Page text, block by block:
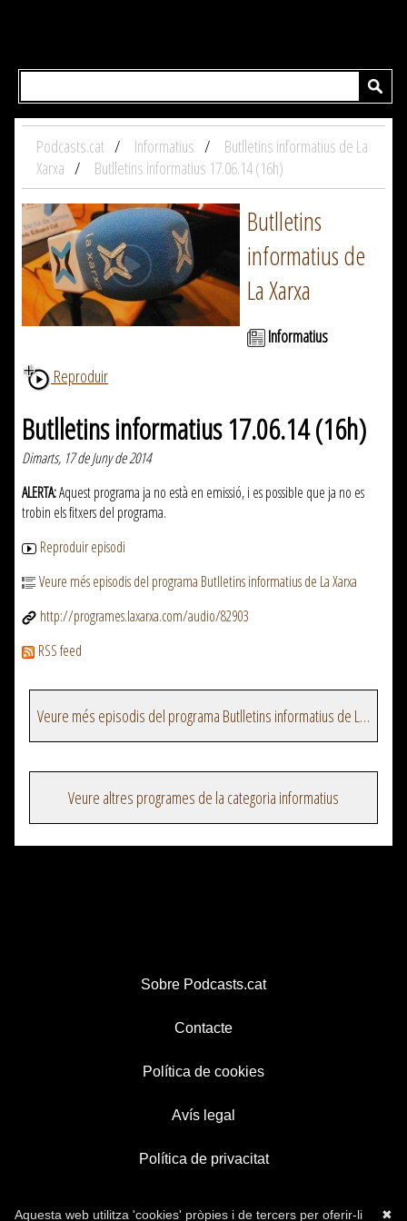
Podcasts.cat Informatius
Butlletins informatius de La
Xarxa
Butlletins informatius 17.06.14 (16h)
Butlletins
informatius de
La Xarxa
Informatius
Reproduir
Butlletins informatius 17.06.14 (16h)
Dimarts, 17 de Juny de 2014
ALERTA:Aquest programa ja no està en emissió, i es possible que ja no es
trobin els fitxers del programa.
Reproduir episodi
Veure més episodis del programa Butlletins informatius de La Xarxa
http://programes.laxarxa.com/audio/82903
RSS feed
Veure més episodis del programa Butlletins informatius de La Xarxa
Veure altres programes de la categoria informatius
Sobre Podcasts.cat
Contacte
Política de cookies
Avís legal
Política de privacitat
✖
Aquesta web utilitza 'cookies' pròpies i de tercers per oferir-li